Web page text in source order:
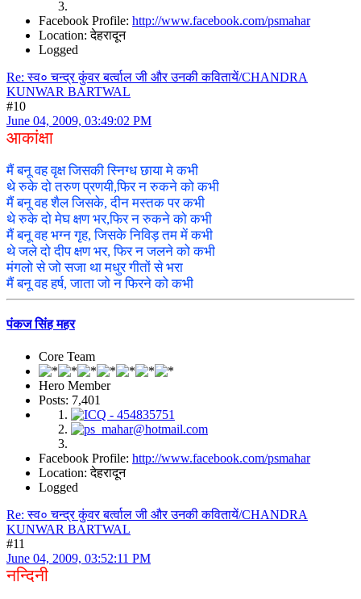
Facebook Profile: http://www.facebook.com/psmahar
Location: देहरादून
Logged
Re: स्व० चन्द्र कुंवर बर्त्वाल जी और उनकी कवितायें/CHANDRA
KUNWAR BARTWAL
#10
June 04, 2009, 03:49:02 PM
आकांक्षा
मैं बनू वह वृक्ष जिसकी स्निग्ध छाया मे कभी
थे रुके दो तरुण प्रणयी,फिर न रुकने को कभी
मैं बनू वह शैल जिसके, दीन मस्तक पर कभी
थे रुके दो मेघ क्षण भर,फिर न रुकने को कभी
मैं बनू वह भग्न गृह, जिसके निविड़ तम में कभी
थे जले दो दीप क्षण भर, फिर न जलने को कभी
मंगलो से जो सजा था मधुर गीतों से भरा
मैं बनू वह हर्ष, जाता जो न फिरने को कभी
पंकज सिंह महर
Core Team
Hero Member
Posts: 7,401
Facebook Profile: http://www.facebook.com/psmahar
Location: देहरादून
Logged
Re: स्व० चन्द्र कुंवर बर्त्वाल जी और उनकी कवितायें/CHANDRA
KUNWAR BARTWAL
#11
June 04, 2009, 03:52:11 PM
नन्दिनी